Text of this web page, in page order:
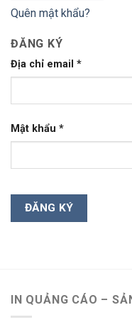
Quên mật khẩu?
ĐĂNG KÝ
Địa chỉ email *
Mật khẩu *
ĐĂNG KÝ
IN QUẢNG CÁO –